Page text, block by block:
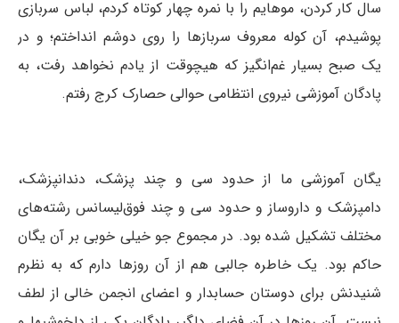
سال کار کردن، موهایم را با نمره چهار کوتاه کردم، لباس سربازی
پوشیدم، آن کوله معروف سربازها را روی دوشم انداختم؛ و در
یک صبح بسیار غم‌انگیز که هیچوقت از یادم نخواهد رفت، به
پادگان آموزشی نیروی انتظامی حوالی حصارک کرج رفتم.
یگان آموزشی ما از حدود سی و چند پزشک، دندانپزشک،
دامپزشک و داروساز و حدود سی و چند فوق‌لیسانس رشته‌های
مختلف تشکیل شده بود. در مجموع جو خیلی خوبی بر آن یگان
حاکم بود. یک خاطره جالبی هم از آن روزها دارم که به نظرم
شنیدنش برای دوستان حسابدار و اعضای انجمن خالی از لطف